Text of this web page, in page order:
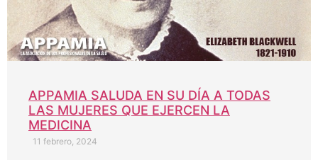
APPAMIA SALUDA EN SU DÍA A TODAS
LAS MUJERES QUE EJERCEN LA
MEDICINA
11 febrero, 2024